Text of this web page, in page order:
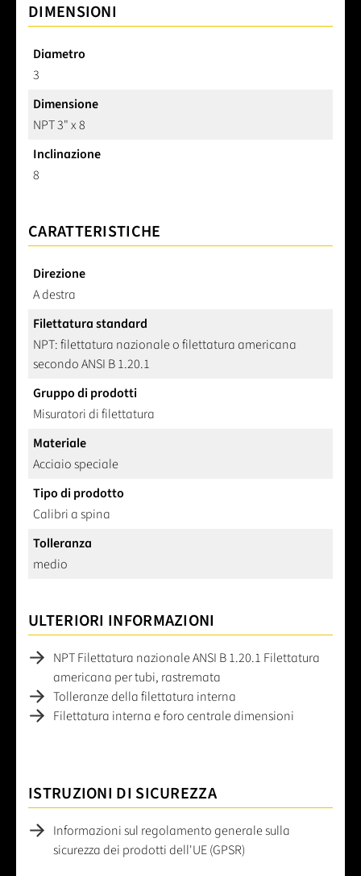
DIMENSIONI
Diametro
3
Dimensione
NPT 3" x 8
Inclinazione
8
CARATTERISTICHE
Direzione
A destra
Filettatura standard
NPT: filettatura nazionale o filettatura americana
secondo ANSI B 1.20.1
Gruppo di prodotti
Misuratori di filettatura
Materiale
Acciaio speciale
Tipo di prodotto
Calibri a spina
Tolleranza
medio
ULTERIORI INFORMAZIONI
NPT Filettatura nazionale ANSI B 1.20.1 Filettatura
americana per tubi, rastremata
Tolleranze della filettatura interna
Filettatura interna e foro centrale dimensioni
ISTRUZIONI DI SICUREZZA
Informazioni sul regolamento generale sulla
sicurezza dei prodotti dell'UE (GPSR)